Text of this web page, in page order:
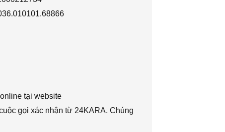
tại website
gọi xác nhận từ 24KARA. Chúng